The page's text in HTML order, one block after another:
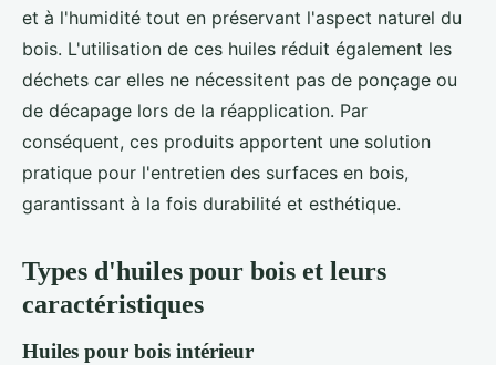
et à l'humidité tout en préservant l'aspect naturel du
bois. L'utilisation de ces huiles réduit également les
déchets car elles ne nécessitent pas de ponçage ou
de décapage lors de la réapplication. Par
conséquent, ces produits apportent une solution
pratique pour l'entretien des surfaces en bois,
garantissant à la fois durabilité et esthétique.
Types d'huiles pour bois et leurs
caractéristiques
Huiles pour bois intérieur